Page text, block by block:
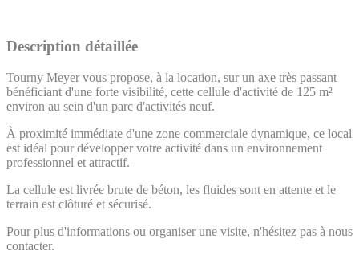
Description détaillée
Tourny Meyer vous propose, à la location, sur un axe très passant
bénéficiant d'une forte visibilité, cette cellule d'activité de 125 m²
environ au sein d'un parc d'activités neuf.
À proximité immédiate d'une zone commerciale dynamique, ce local
est idéal pour développer votre activité dans un environnement
professionnel et attractif.
La cellule est livrée brute de béton, les fluides sont en attente et le
terrain est clôturé et sécurisé.
Pour plus d'informations ou organiser une visite, n'hésitez pas à nous
contacter.